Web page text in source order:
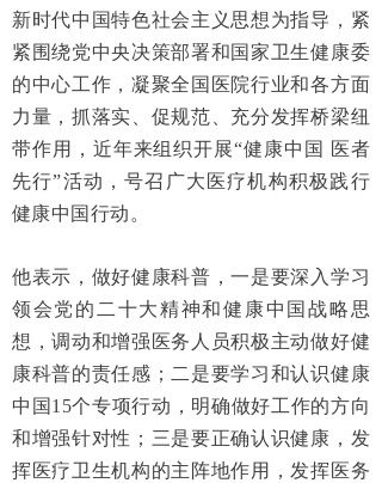
新时代中国特色社会主义思想为指导，紧
紧围绕党中央决策部署和国家卫生健康委
的中心工作，凝聚全国医院行业和各方面
力量，抓落实、促规范、充分发挥桥梁纽
带作用，近年来组织开展“健康中国 医者
先行”活动，号召广大医疗机构积极践行
健康中国行动。
他表示，做好健康科普，一是要深入学习
领会党的二十大精神和健康中国战略思
想，调动和增强医务人员积极主动做好健
康科普的责任感；二是要学习和认识健康
中国15个专项行动，明确做好工作的方向
和增强针对性；三是要正确认识健康，发
挥医疗卫生机构的主阵地作用，发挥医务